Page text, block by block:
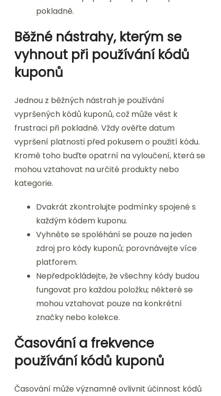
pokladně.
Běžné nástrahy, kterým se
vyhnout při používání kódů
kuponů
Jednou z běžných nástrah je používání
vypršených kódů kuponů, což může vést k
frustraci při pokladně. Vždy ověřte datum
vypršení platnosti před pokusem o použití kódu.
Kromě toho buďte opatrní na vyloučení, která se
mohou vztahovat na určité produkty nebo
kategorie.
Dvakrát zkontrolujte podmínky spojené s
každým kódem kuponu.
Vyhněte se spoléhání se pouze na jeden
zdroj pro kódy kuponů; porovnávejte více
platforem.
Nepředpokládejte, že všechny kódy budou
fungovat pro každou položku; některé se
mohou vztahovat pouze na konkrétní
značky nebo kolekce.
Časování a frekvence
používání kódů kuponů
Časování může významně ovlivnit účinnost kódů